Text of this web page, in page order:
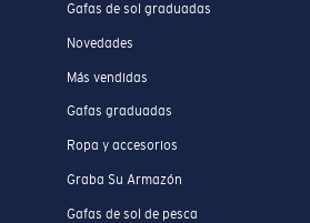
Gafas de sol graduadas
Novedades
Más vendidas
Gafas graduadas
Ropa y accesorios
Graba Su Armazón
Gafas de sol de pesca